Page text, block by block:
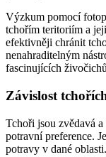
Výzkum pomocí
tchořím teritoriím a
efektivněji chránit
nenahraditelným
fascinujících
Závislost
Tchoři jsou zvědavá
potravní preference.
potravy v dané